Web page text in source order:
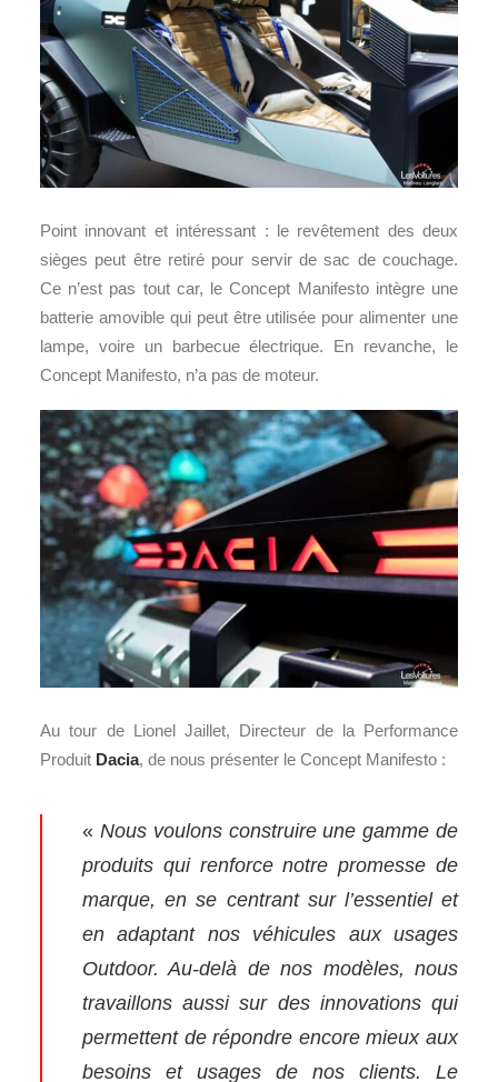
Point innovant et intéressant : le revêtement des deux
sièges peut être retiré pour servir de sac de couchage.
Ce n’est pas tout car, le Concept Manifesto intègre une
batterie amovible qui peut être utilisée pour alimenter une
lampe, voire un barbecue électrique. En revanche, le
Concept Manifesto, n’a pas de moteur.
Au tour de Lionel Jaillet, Directeur de la Performance
Produit Dacia, de nous présenter le Concept Manifesto :
« Nous voulons construire une gamme de
produits qui renforce notre promesse de
marque, en se centrant sur l’essentiel et
en adaptant nos véhicules aux usages
Outdoor. Au-delà de nos modèles, nous
travaillons aussi sur des innovations qui
permettent de répondre encore mieux aux
besoins et usages de nos clients. Le